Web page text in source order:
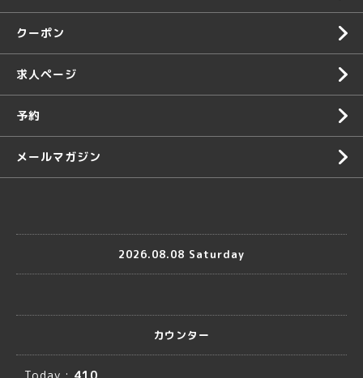
クーポン
求人ページ
予約
メールマガジン
2026.08.08 Saturday
カウンター